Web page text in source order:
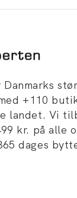
+110
landet. Vi
kr. på alle
dages